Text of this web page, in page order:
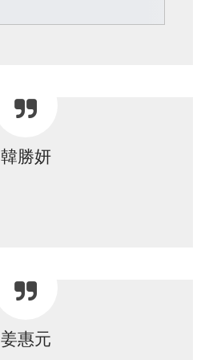
韓勝妍
姜惠元